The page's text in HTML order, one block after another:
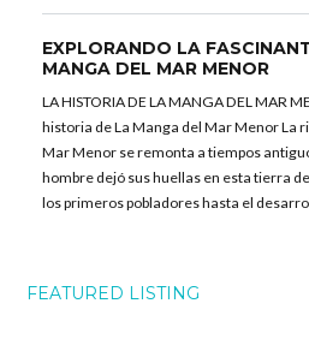
EXPLORANDO LA
MANGA DEL MAR MENOR
LA HISTORIA DE LA MANGA DEL MAR
historia de La Manga del Mar Menor La
Mar Menor se remonta a tiempos
hombre dejó sus huellas en esta tierra
los primeros pobladores hasta el
FEATURED LISTING